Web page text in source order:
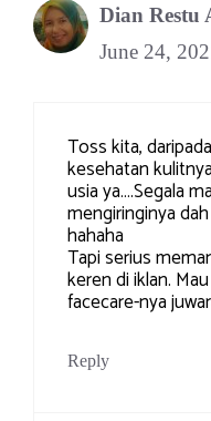
Dian Restu
June 24,
Toss kita,
kesehatan
usia ya….Segala
mengiringinya
hahaha
Tapi serius
keren di iklan.
facecare-nya
Reply